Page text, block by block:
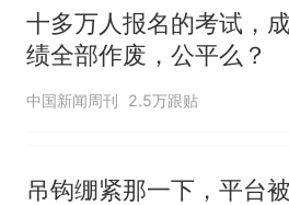
全部作废，公
十多万人报名的考试，成
绩全部作废，公平么？
中国新闻周刊 2.5万跟贴
吊钩绷紧那一下，平台被